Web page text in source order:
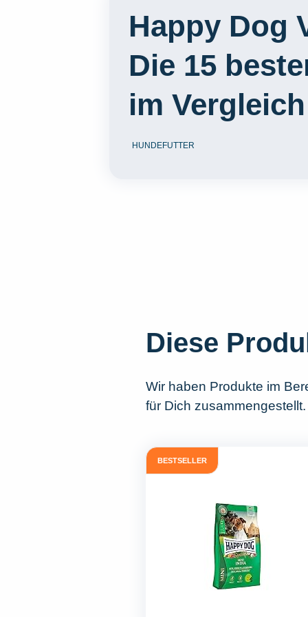
Happy Dog
Die 15
im Vergleich
HUNDEFUTTER
Diese
Wir haben Produkte im
für Dich
BESTSELLER